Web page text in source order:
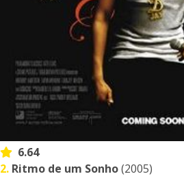
6.64
2. Ritmo de um Sonho(2005)